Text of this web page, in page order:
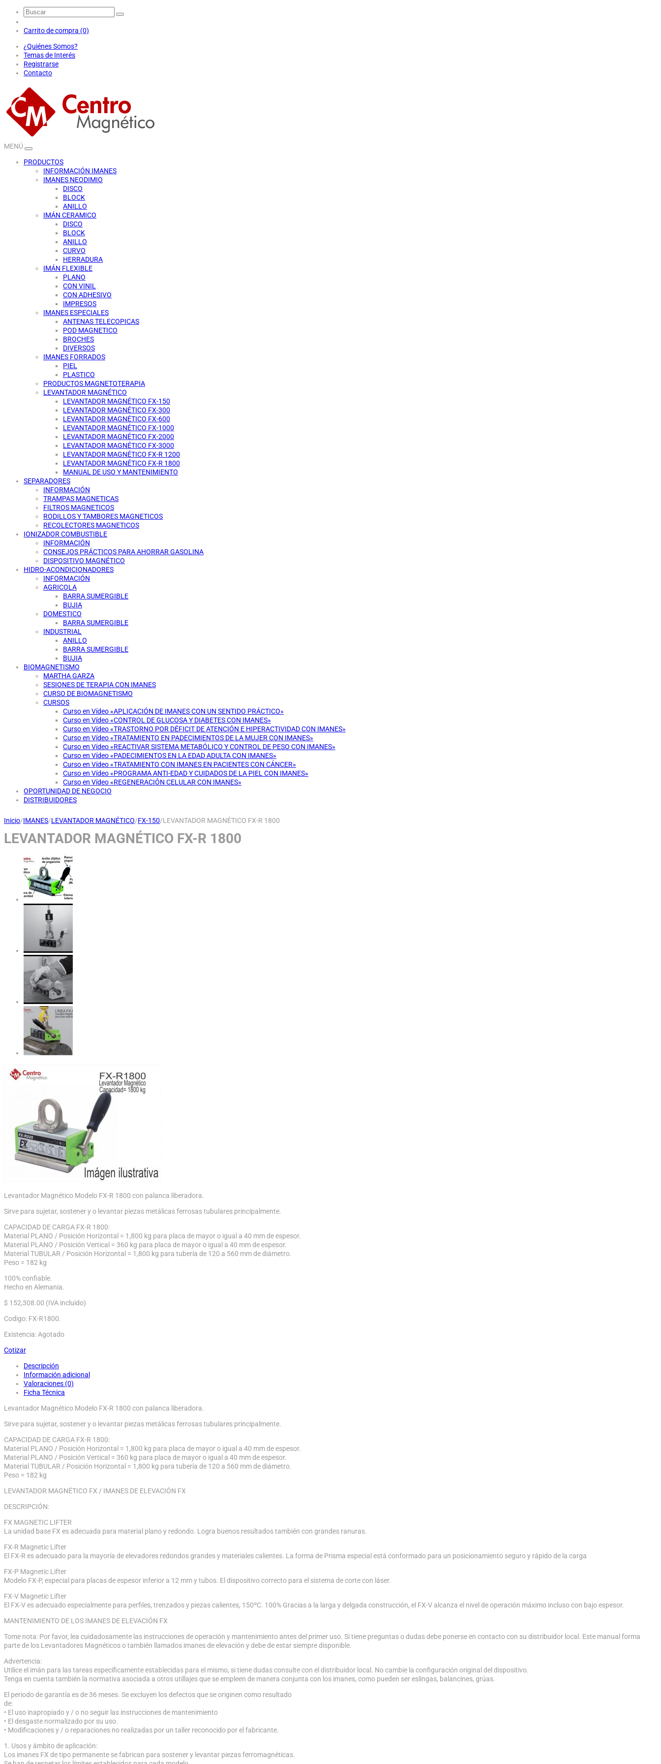
Carrito de compra (0)
¿Quiénes Somos?
Temas de Interés
Registrarse
Contacto
MENÚ
PRODUCTOS
INFORMACIÓN IMANES
IMANES NEODIMIO
DISCO
BLOCK
ANILLO
IMÁN CERAMICO
DISCO
BLOCK
ANILLO
CURVO
HERRADURA
IMÁN FLEXIBLE
PLANO
CON VINIL
CON ADHESIVO
IMPRESOS
IMANES ESPECIALES
ANTENAS TELECOPICAS
POD MAGNETICO
BROCHES
DIVERSOS
IMANES FORRADOS
PIEL
PLASTICO
PRODUCTOS MAGNETOTERAPIA
LEVANTADOR MAGNÉTICO
LEVANTADOR MAGNÉTICO FX-150
LEVANTADOR MAGNÉTICO FX-300
LEVANTADOR MAGNÉTICO FX-600
LEVANTADOR MAGNÉTICO FX-1000
LEVANTADOR MAGNÉTICO FX-2000
LEVANTADOR MAGNÉTICO FX-3000
LEVANTADOR MAGNÉTICO FX-R 1200
LEVANTADOR MAGNÉTICO FX-R 1800
MANUAL DE USO Y MANTENIMIENTO
SEPARADORES
INFORMACIÓN
TRAMPAS MAGNETICAS
FILTROS MAGNETICOS
RODILLOS Y TAMBORES MAGNETICOS
RECOLECTORES MAGNETICOS
IONIZADOR COMBUSTIBLE
INFORMACIÓN
CONSEJOS PRÁCTICOS PARA AHORRAR GASOLINA
DISPOSITIVO MAGNÉTICO
HIDRO-ACONDICIONADORES
INFORMACIÓN
AGRICOLA
BARRA SUMERGIBLE
BUJIA
DOMESTICO
BARRA SUMERGIBLE
INDUSTRIAL
ANILLO
BARRA SUMERGIBLE
BUJIA
BIOMAGNETISMO
MARTHA GARZA
SESIONES DE TERAPIA CON IMANES
CURSO DE BIOMAGNETISMO
CURSOS
Curso en Vídeo «APLICACIÓN DE IMANES CON UN SENTIDO PRÁCTICO»
Curso en Vídeo «CONTROL DE GLUCOSA Y DIABETES CON IMANES»
Curso en Vídeo «TRASTORNO POR DÉFICIT DE ATENCIÓN E HIPERACTIVIDAD CON IMANES»
Curso en Vídeo «TRATAMIENTO EN PADECIMIENTOS DE LA MUJER CON IMANES»
Curso en Vídeo «REACTIVAR SISTEMA METABÓLICO Y CONTROL DE PESO CON IMANES»
Curso en Vídeo «PADECIMIENTOS EN LA EDAD ADULTA CON IMANES»
Curso en Vídeo «TRATAMIENTO CON IMANES EN PACIENTES CON CÁNCER»
Curso en Vídeo «PROGRAMA ANTI-EDAD Y CUIDADOS DE LA PIEL CON IMANES»
Curso en Vídeo «REGENERACIÓN CELULAR CON IMANES»
OPORTUNIDAD DE NEGOCIO
DISTRIBUIDORES
Inicio/IMANES/LEVANTADOR MAGNÉTICO/FX-150/LEVANTADOR MAGNÉTICO FX-R 1800
LEVANTADOR MAGNÉTICO FX-R 1800
Levantador Magnético Modelo FX-R 1800 con palanca liberadora.
Sirve para sujetar, sostener y o levantar piezas metálicas ferrosas tubulares principalmente.
CAPACIDAD DE CARGA FX-R 1800:
Material PLANO / Posición Horizontal = 1,800 kg para placa de mayor o igual a 40 mm de espesor.
Material PLANO / Posición Vertical = 360 kg para placa de mayor o igual a 40 mm de espesor.
Material TUBULAR / Posición Horizontal = 1,800 kg para tubería de 120 a 560 mm de diámetro.
Peso = 182 kg
100% confiable.
Hecho en Alemania.
$ 152,308.00 (IVA incluido)
Codigo: FX-R1800.
Existencia: Agotado
Cotizar
Descripción
Información adicional
Valoraciones (0)
Ficha Técnica
Levantador Magnético Modelo FX-R 1800 con palanca liberadora.
Sirve para sujetar, sostener y o levantar piezas metálicas ferrosas tubulares principalmente.
CAPACIDAD DE CARGA FX-R 1800:
Material PLANO / Posición Horizontal = 1,800 kg para placa de mayor o igual a 40 mm de espesor.
Material PLANO / Posición Vertical = 360 kg para placa de mayor o igual a 40 mm de espesor.
Material TUBULAR / Posición Horizontal = 1,800 kg para tubería de 120 a 560 mm de diámetro.
Peso = 182 kg
LEVANTADOR MAGNÉTICO FX / IMANES DE ELEVACIÓN FX
DESCRIPCIÓN:
FX MAGNETIC LIFTER
La unidad base FX es adecuada para material plano y redondo. Logra buenos resultados también con grandes ranuras.
FX-R Magnetic Lifter
El FX-R es adecuado para la mayoría de elevadores redondos grandes y materiales calientes. La forma de Prisma especial está conformado para un posicionamiento seguro y rápido de la carga
FX-P Magnetic Lifter
Modelo FX-P, especial para placas de espesor inferior a 12 mm y tubos. El dispositivo correcto para el sistema de corte con láser.
FX-V Magnetic Lifter
El FX-V es adecuado especialmente para perfiles, trenzados y piezas calientes, 150ºC. 100% Gracias a la larga y delgada construcción, el FX-V alcanza el nivel de operación máximo incluso con bajo espesor.
MANTENIMIENTO DE LOS IMANES DE ELEVACIÓN FX
Tome nota: Por favor, lea cuidadosamente las instrucciones de operación y mantenimiento antes del primer uso. Si tiene preguntas o dudas debe ponerse en contacto con su distribuidor local. Este manual forma
parte de los Levantadores Magnéticos o también llamados imanes de elevación y debe de estar siempre disponible.
Advertencia:
Utilice el imán para las tareas específicamente establecidas para el mismo, si tiene dudas consulte con el distribuidor local. No cambie la configuración original del dispositivo.
Tenga en cuenta también la normativa asociada a otros utillajes que se empleen de manera conjunta con los imanes, como pueden ser eslingas, balancines, grúas.
El periodo de garantía es de 36 meses. Se excluyen los defectos que se originen como resultado
de:
• El uso inapropiado y / o no seguir las instrucciones de mantenimiento
• El desgaste normalizado por su uso.
• Modificaciones y / o reparaciones no realizadas por un taller reconocido por el fabricante.
1. Usos y ámbito de aplicación:
Los imanes FX de tipo permanente se fabrican para sostener y levantar piezas ferromagnéticas.